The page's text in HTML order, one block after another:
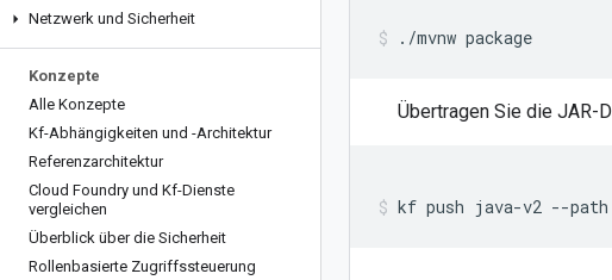
Netzwerk und Sicherheit
Konzepte
Alle Konzepte
Kf-Abhängigkeiten und -Architektur
Referenzarchitektur
Cloud Foundry und Kf-Dienste
vergleichen
Überblick über die Sicherheit
Rollenbasierte Zugriffssteuerung
./mvnw package
Übertragen Sie die JAR-
kf push java-v2 --path